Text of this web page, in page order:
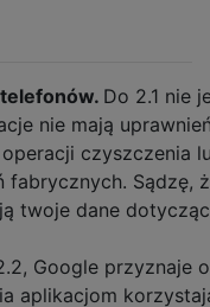
Do 2.1 nie
nie mają
czyszczenia
fabrycznych. Sądzę,
twoje dane
Google przyznaje
aplikacjom